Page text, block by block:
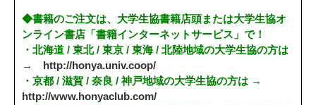
◆書籍のご注文は、大学生協書籍店頭または大学生協オ
ンライン書店「書籍インターネットサービス」で！
・北海道 / 東北 / 東京 / 東海 / 北陸地域の大学生協の方は
→ http://honya.univ.coop/
・京都 / 滋賀 / 奈良 / 神戸地域の大学生協の方は →
http://www.honyaclub.com/